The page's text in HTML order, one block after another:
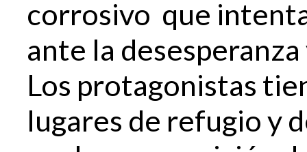
corrosivo que
ante la
Los protagonistas
lugares de refugio y